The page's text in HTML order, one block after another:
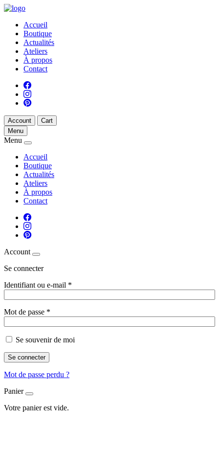
Accueil
Boutique
Actualités
Ateliers
À propos
Contact
Account
Cart
Menu
Menu
Accueil
Boutique
Actualités
Ateliers
À propos
Contact
Account
Se connecter
Identifiant ou e-mail *
Mot de passe *
Se souvenir de moi
Se connecter
Mot de passe perdu ?
Panier
Votre panier est vide.